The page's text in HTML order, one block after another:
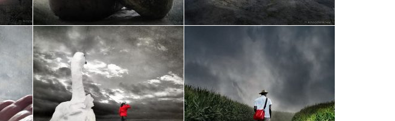
FUSCE SEMPER FRINGILLA POR CONUBIA NOSTRA